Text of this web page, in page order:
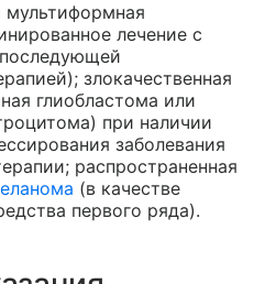
мультиформная
лечение с
злокачественная
глиобластома или
при наличии
заболевания
распространенная
(в качестве
первого ряда).